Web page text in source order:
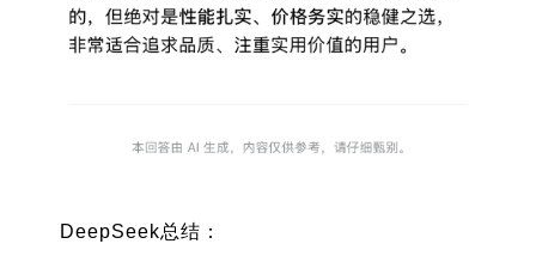
DeepSeek总结：